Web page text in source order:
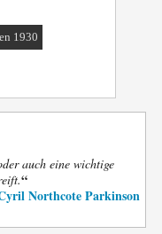
1930
auch eine wichtige
“
Northcote Parkinson